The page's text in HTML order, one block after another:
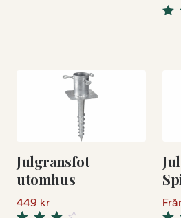
Julgransfot
utomhus
449 kr